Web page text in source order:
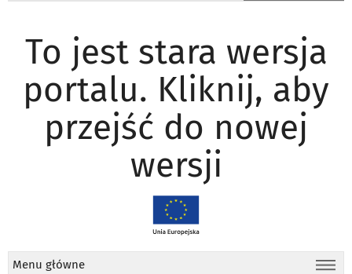
To jest stara wersja
portalu. Kliknij, aby
przejść do nowej
wersji
Menu główne